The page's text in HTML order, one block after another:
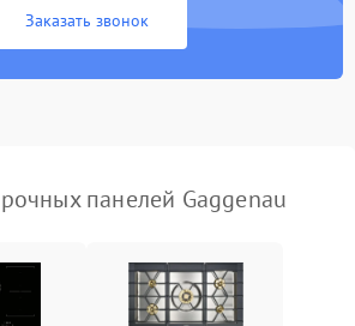
Заказать звонок
панелей Gaggenau